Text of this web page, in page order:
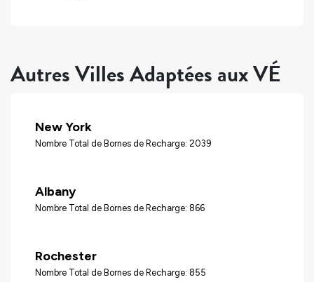
Autres Villes Adaptées aux VÉ
New York
Nombre Total de Bornes de Recharge: 2039
Albany
Nombre Total de Bornes de Recharge: 866
Rochester
Nombre Total de Bornes de Recharge: 855